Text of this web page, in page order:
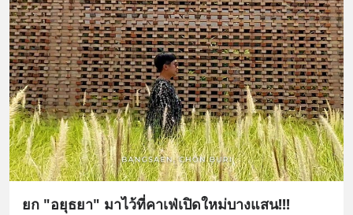
ยก "อยุธยา" มาไว้ที่คาเฟ่เปิดใหม่บางแสน!!!